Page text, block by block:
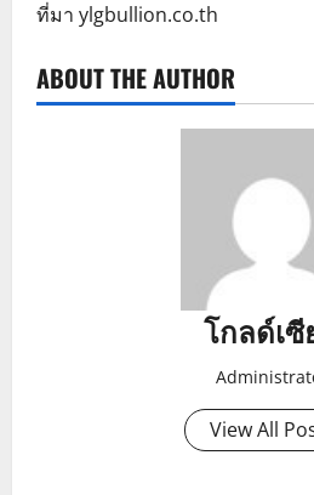
ที่มา ylgbullion.co.th
ABOUT THE AUTHOR
โกลด์เ
View All